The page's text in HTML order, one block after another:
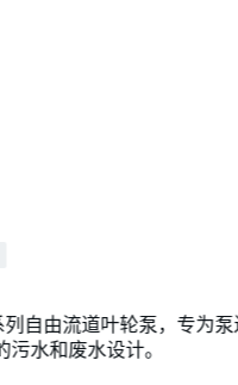
列自由流道叶轮泵，专为
污水和废水设计。